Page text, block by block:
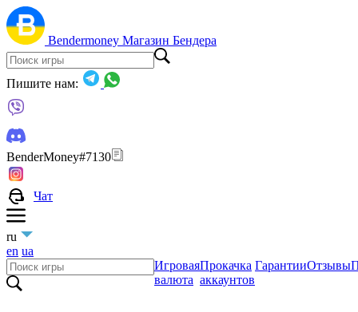
Bendermoney Магазин Бендера
Пишите нам:
BenderMoney#7130
Чат
ru
en ua
Игровая
валюта
Прокачка
аккаунтов
ГарантииОтзывы